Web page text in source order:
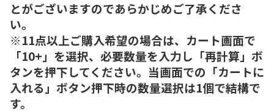
とがございますのであらかじめご了承くださ
い。
※11点以上ご購入希望の場合は、カート画面で
「10+」を選択、必要数量を入力し「再計算」ボ
タンを押下してください。当画面での「カートに
入れる」ボタン押下時の数量選択は1個で結構で
す。